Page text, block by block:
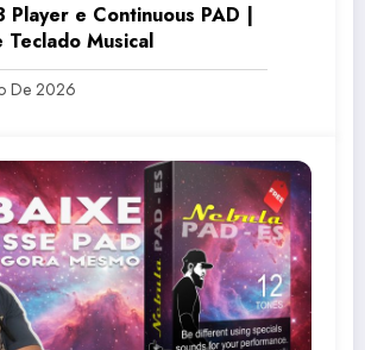
Player e Continuous PAD |
Teclado Musical
De 2026